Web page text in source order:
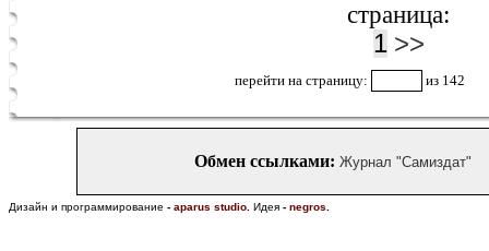
страница:
1 >>
перейти на страницу: из 142
Обмен ссылками: Журнал "Самиздат"
Дизайн и программирование - aparus studio Идея - negros